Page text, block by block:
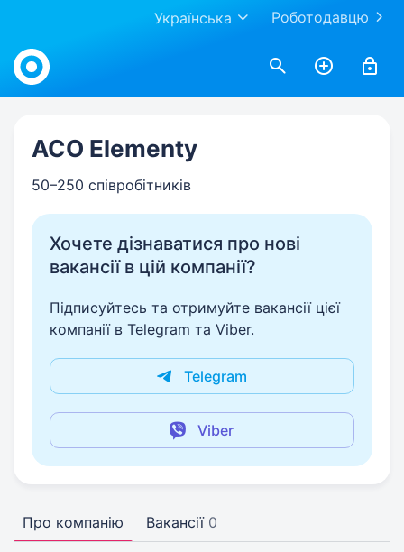
Роботодавцю
Українська
Work.ua
ACO Elementy
50–250 співробітників
Хочете дізнаватися про нові
вакансії в цій компанії?
Підписуйтесь та отримуйте вакансії цієї
компанії в Telegram та Viber.
Telegram
Viber
Про компанію Вакансії 0